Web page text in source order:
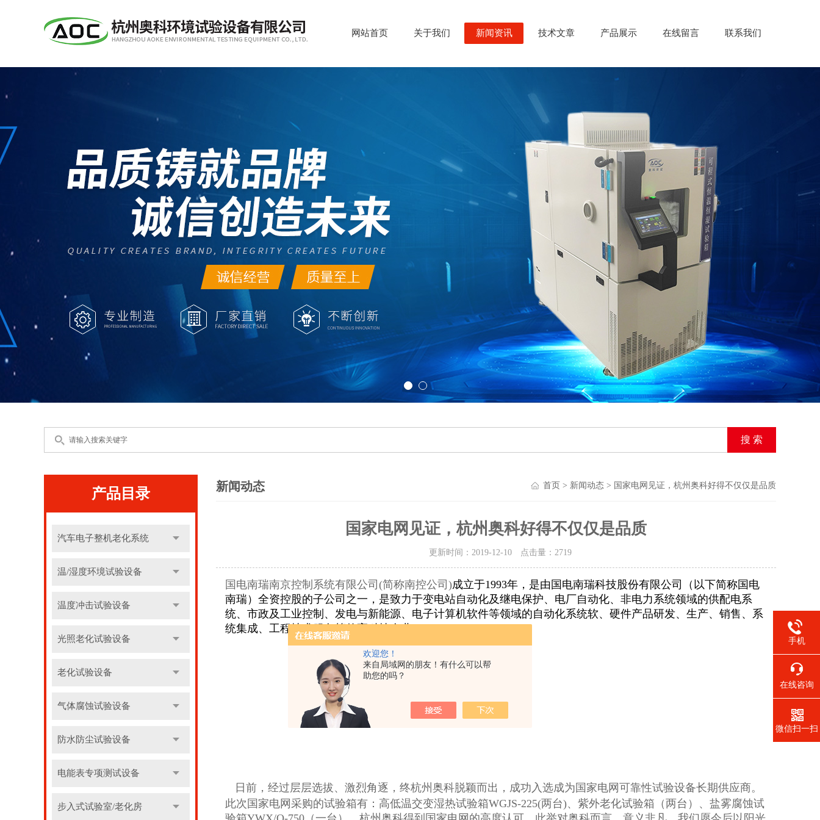
欢迎您！
来自局域网的朋友！有什么可以帮
助您的吗？
网站首页 关于我们 新闻资讯 技术文章 产品展示 在线留言 联系我们
产品目录
汽车电子整机老化系统
温/湿度环境试验设备
温度冲击试验设备
光照老化试验设备
老化试验设备
气体腐蚀试验设备
防水防尘试验设备
电能表专项测试设备
步入式试验室/老化房
新闻动态 首页 > 新闻动态 > 国家电网见证，杭州奥科好得不仅仅是品质
国家电网见证，杭州奥科好得不仅仅是品质
更新时间：2019-12-10 点击量： 2719
国电南瑞南京控制系统有限公司(简称南控公司)成立于1993年，是由国电南瑞科技股份有限公司（以下简称国电
南瑞）全资控股的子公司之一，是致力于变电站自动化及继电保护、电厂自动化、非电力系统领域的供配电系
统、市政及工业控制、发电与新能源、电子计算机软件等领域的自动化系统软、硬件产品研发、生产、销售、系
统集成、工程技术服务等的高科技企业。
日前，经过层层选拔、激烈角逐，终杭州奥科脱颖而出，成功入选成为国家电网可靠性试验设备长期供应商。
此次国家电网采购的试验箱有：高低温交变湿热试验箱WGJS-225(两台)、紫外老化试验箱（两台）、盐雾腐蚀试
手机
在线咨询
微信扫一扫